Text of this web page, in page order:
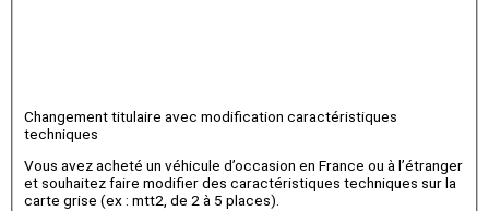
Changement titulaire avec modification caractéristiques
techniques
Vous avez acheté un véhicule d’occasion en France ou à l’étranger
et souhaitez faire modifier des caractéristiques techniques sur la
carte grise (ex : mtt2, de 2 à 5 places).